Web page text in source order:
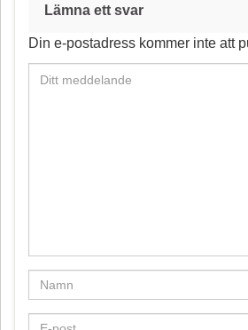
o
k
r
s
t
Lämna ett svar
Din e-postadress kommer inte att